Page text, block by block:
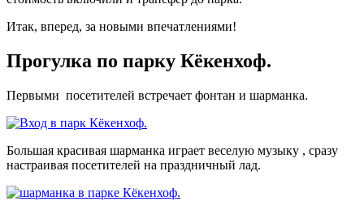
Итак, вперед, за новыми впечатлениями!
Прогулка по парку Кёкенхоф.
Первыми посетителей встречает фонтан и шарманка.
Большая красивая шарманка играет веселую музыку , сразу
настраивая посетителей на праздничный лад.